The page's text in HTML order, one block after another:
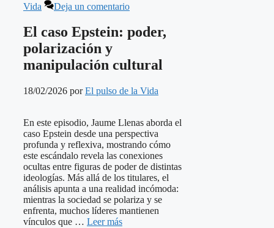
Vida
Deja un comentario
El caso Epstein: poder,
polarización y
manipulación cultural
18/02/2026 porEl pulso de la Vida
En este episodio, Jaume Llenas aborda el
caso Epstein desde una perspectiva
profunda y reflexiva, mostrando cómo
este escándalo revela las conexiones
ocultas entre figuras de poder de distintas
ideologías. Más allá de los titulares, el
análisis apunta a una realidad incómoda:
mientras la sociedad se polariza y se
enfrenta, muchos líderes mantienen
vínculos que … Leer más